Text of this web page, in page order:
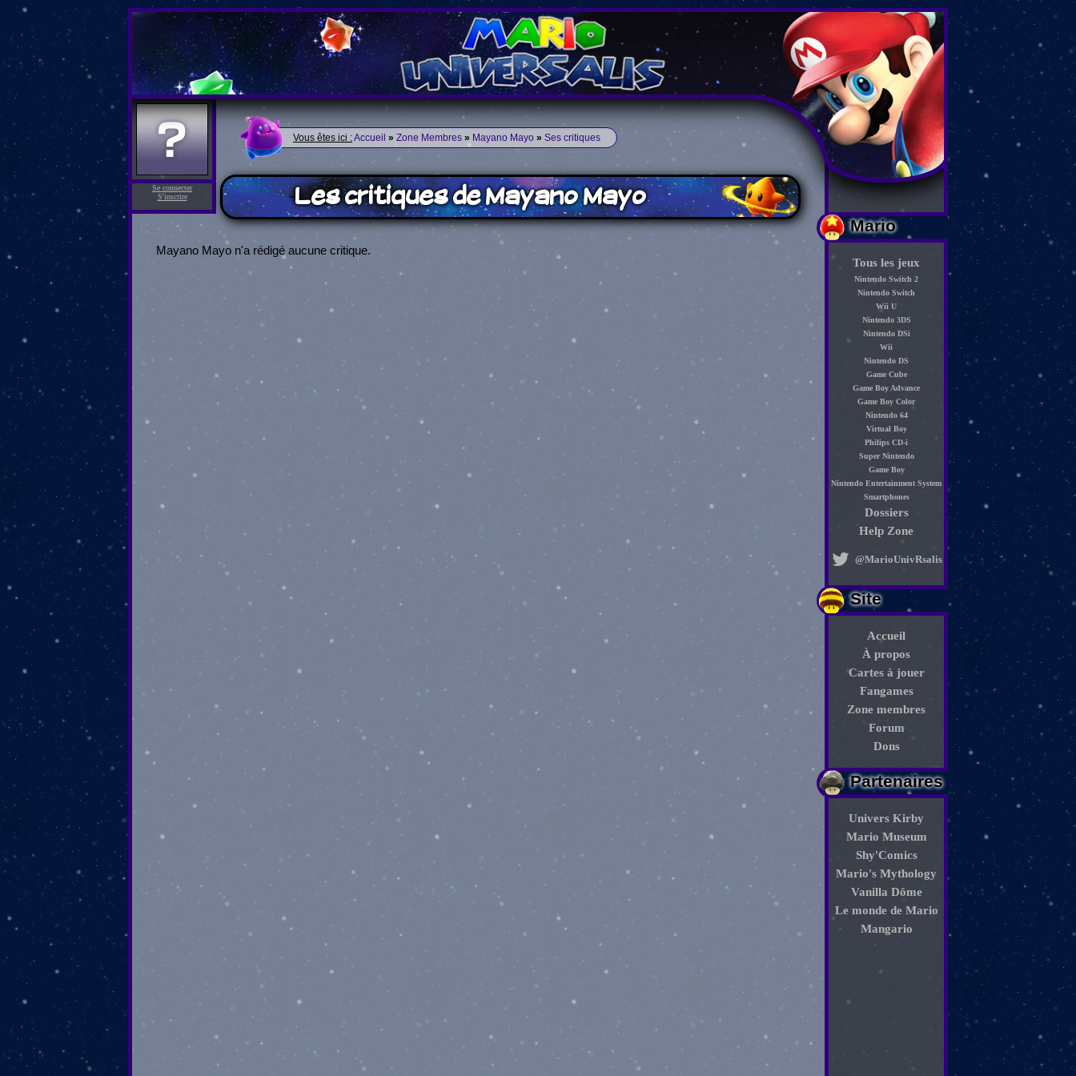
Mario
Tous les jeux
Nintendo Switch 2
Nintendo Switch
Wii U
Nintendo 3DS
Nintendo DSi
Wii
Nintendo DS
Game Cube
Game Boy Advance
Game Boy Color
Nintendo 64
Virtual Boy
Philips CD-i
Super Nintendo
Game Boy
Nintendo Entertainment System
Smartphones
Dossiers
Help Zone
@MarioUnivRsalis
Site
Accueil
À propos
Cartes à jouer
Fangames
Zone membres
Forum
Dons
Partenaires
Univers Kirby
Mario Museum
Shy'Comics
Mario's Mythology
Vanilla Dôme
Le monde de Mario
Mangario
Se connecter
S'inscrire
Vous êtes ici :Accueil » Zone Membres » Mayano Mayo » Ses critiques
Les critiques de Mayano Mayo
Mayano Mayo n'a rédigé aucune critique.